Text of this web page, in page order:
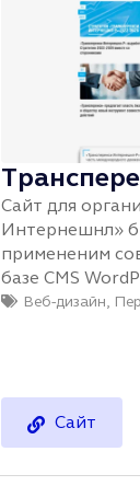
Сайт для
Интернешнл»
примененим
базе CMS
Веб-дизайн,
Сайт